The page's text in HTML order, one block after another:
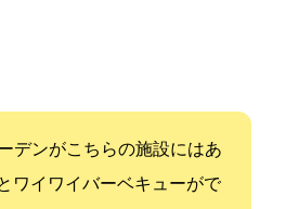
デンがこちらの施設にはあ
ワイワイバーベキューがで